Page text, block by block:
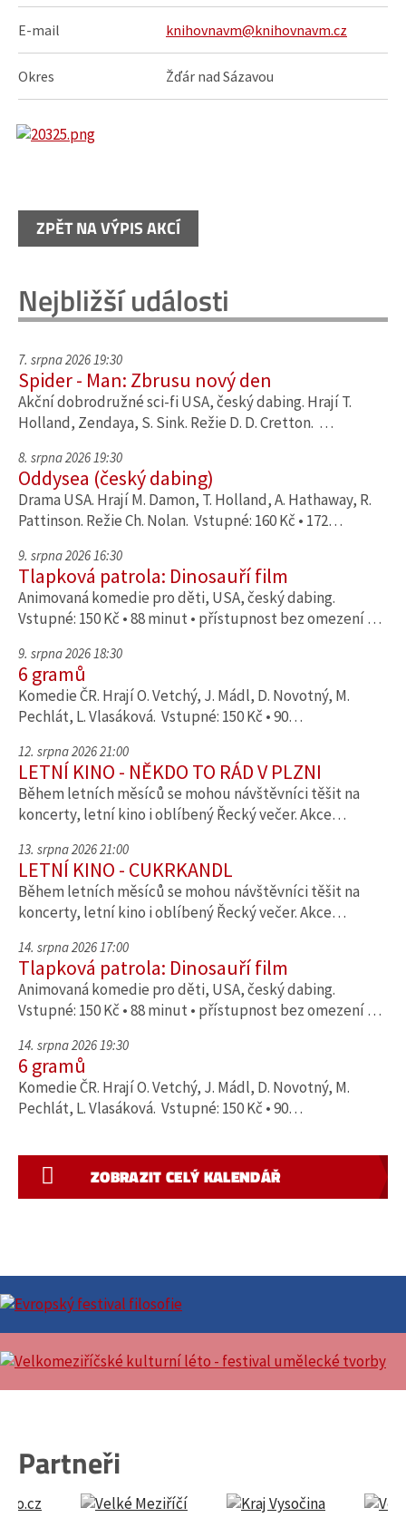
E-mail knihovnavm@knihovnavm.cz
Okres Žďár nad Sázavou
ZPĚT NA VÝPIS AKCÍ
Nejbližší události
7. srpna 2026 19:30
Spider - Man: Zbrusu nový den
Akční dobrodružné sci-fi USA, český dabing. Hrají T.
Holland, Zendaya, S. Sink. Režie D. D. Cretton. …
8. srpna 2026 19:30
Oddysea (český dabing)
Drama USA. Hrají M. Damon, T. Holland, A. Hathaway, R.
Pattinson. Režie Ch. Nolan. Vstupné: 160 Kč • 172…
9. srpna 2026 16:30
Tlapková patrola: Dinosauří film
Animovaná komedie pro děti, USA, český dabing.
Vstupné: 150 Kč • 88 minut • přístupnost bez omezení …
9. srpna 2026 18:30
6 gramů
Komedie ČR. Hrají O. Vetchý, J. Mádl, D. Novotný, M.
Pechlát, L. Vlasáková. Vstupné: 150 Kč • 90…
12. srpna 2026 21:00
LETNÍ KINO - NĚKDO TO RÁD V PLZNI
Během letních měsíců se mohou návštěvníci těšit na
koncerty, letní kino i oblíbený Řecký večer. Akce…
13. srpna 2026 21:00
LETNÍ KINO - CUKRKANDL
Během letních měsíců se mohou návštěvníci těšit na
koncerty, letní kino i oblíbený Řecký večer. Akce…
14. srpna 2026 17:00
Tlapková patrola: Dinosauří film
Animovaná komedie pro děti, USA, český dabing.
Vstupné: 150 Kč • 88 minut • přístupnost bez omezení …
14. srpna 2026 19:30
6 gramů
Komedie ČR. Hrají O. Vetchý, J. Mádl, D. Novotný, M.
Pechlát, L. Vlasáková. Vstupné: 150 Kč • 90…
ZOBRAZIT CELÝ KALENDÁŘ
Partneři